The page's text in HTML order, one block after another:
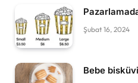
Şubat 16, 2024
Bebe